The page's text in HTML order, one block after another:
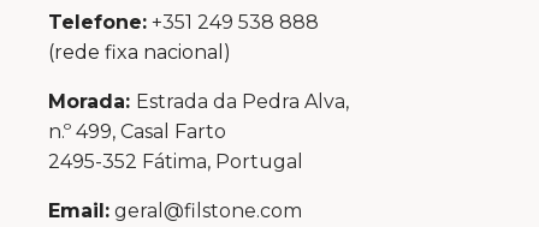
Telefone: +351 249 538 888
(rede fixa nacional)
Morada: Estrada da Pedra Alva,
n.º 499, Casal Farto
2495-352 Fátima, Portugal
Email: geral@filstone.com